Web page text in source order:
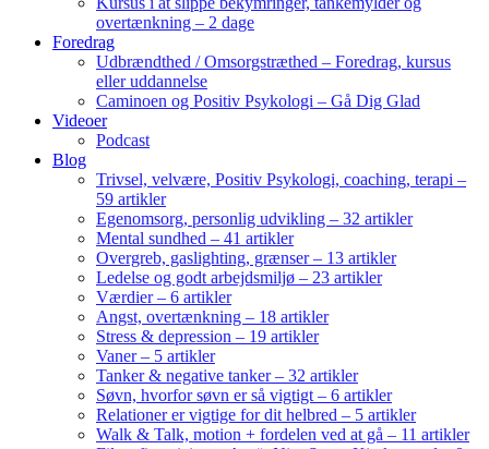
overtænkning – 2 dage
Foredrag
Udbrændthed / Omsorgstræthed – Foredrag, kursus
eller uddannelse
Caminoen og Positiv Psykologi – Gå Dig Glad
Videoer
Podcast
Blog
Trivsel, velvære, Positiv Psykologi, coaching, terapi –
59 artikler
Egenomsorg, personlig udvikling – 32 artikler
Mental sundhed – 41 artikler
Overgreb, gaslighting, grænser – 13 artikler
Ledelse og godt arbejdsmiljø – 23 artikler
Værdier – 6 artikler
Angst, overtænkning – 18 artikler
Stress & depression – 19 artikler
Vaner – 5 artikler
Tanker & negative tanker – 32 artikler
Søvn, hvorfor søvn er så vigtigt – 6 artikler
Relationer er vigtige for dit helbred – 5 artikler
Walk & Talk, motion + fordelen ved at gå – 11 artikler